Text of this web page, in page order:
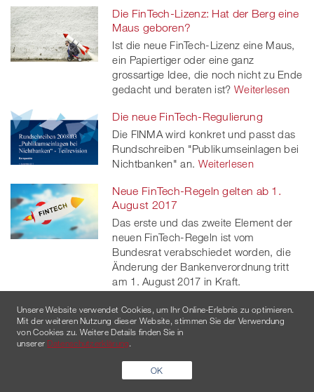
Die FinTech-Lizenz: Hat der Berg eine
Maus geboren?
Ist die neue FinTech-Lizenz eine Maus,
ein Papiertiger oder eine ganz
grossartige Idee, die noch nicht zu Ende
gedacht und beraten ist? Weiterlesen
Die neue FinTech-Regulierung
Die FINMA wird konkret und passt das
Rundschreiben "Publikumseinlagen bei
Nichtbanken" an. Weiterlesen
Neue FinTech-Regeln gelten ab 1.
August 2017
Das erste und das zweite Element der
neuen FinTech-Regeln ist vom
Bundesrat verabschiedet worden, die
Änderung der Bankenverordnung tritt
am 1. August 2017 in Kraft.
Digital ID: Der Bundesrat macht Nägel
mit Köpfen
Vernehmlassung zu einem
Unsere Website verwendet Cookies, um Ihr Online-Erlebnis zu optimieren.
Mit der weiteren Nutzung dieser Website, stimmen Sie der Verwendung
von Cookies zu. Weitere Details finden Sie in
unserer Datenschutzerklärung.
OK